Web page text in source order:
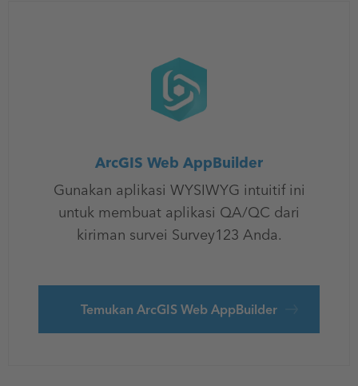
ArcGIS Web AppBuilder
Gunakan aplikasi WYSIWYG intuitif ini
untuk membuat aplikasi QA/QC dari
kiriman survei Survey123 Anda.
Temukan ArcGIS Web AppBuilder